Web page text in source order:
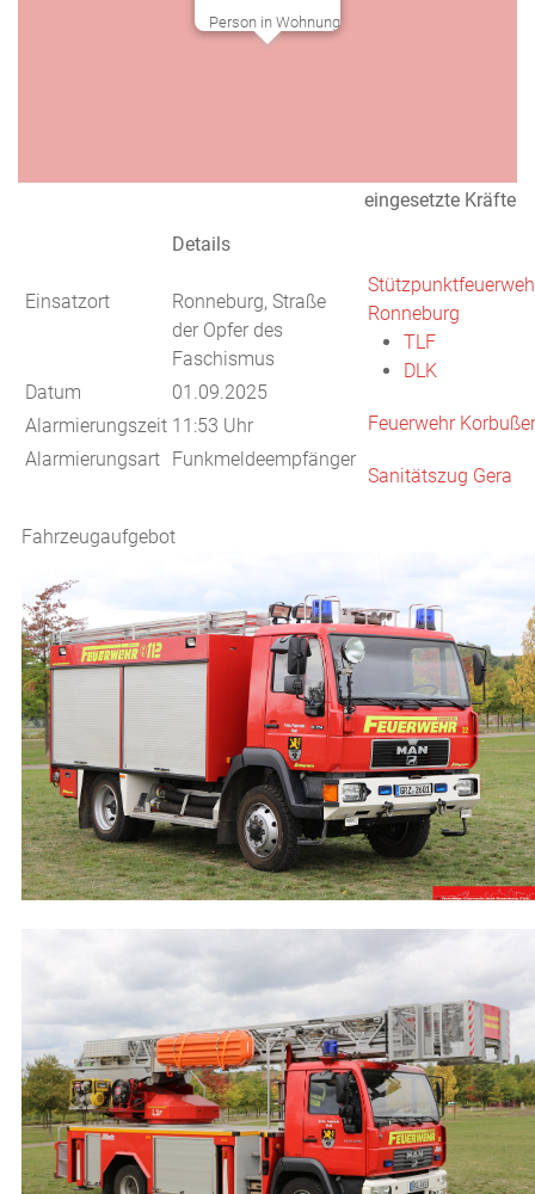
Person in Wohnung
Einsatzort
Details
Ronneburg, Straße
der Opfer des
Faschismus
Datum
01.09.2025
Alarmierungszeit 11:53 Uhr
Alarmierungsart Funkmeldeempfänger
eingesetzte Kräfte
Ronneburg
TLF
DLK
Feuerwehr
Sanitätszug Gera
Fahrzeugaufgebot